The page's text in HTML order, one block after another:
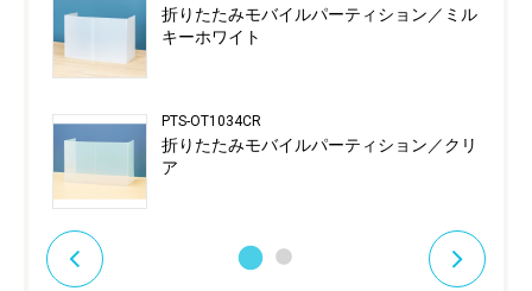
折りたたみモバイルパーティション／ミル
キーホワイト
PTS-OT1034CR
折りたたみモバイルパーティション／クリ
ア